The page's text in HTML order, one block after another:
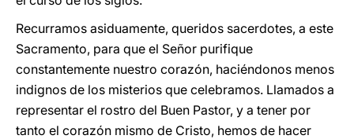
Recurramos asiduamente, queridos sacerdotes, a este
Sacramento, para que el Señor purifique
constantemente nuestro corazón, haciéndonos menos
indignos de los misterios que celebramos. Llamados a
representar el rostro del Buen Pastor, y a tener por
tanto el corazón mismo de Cristo, hemos de hacer